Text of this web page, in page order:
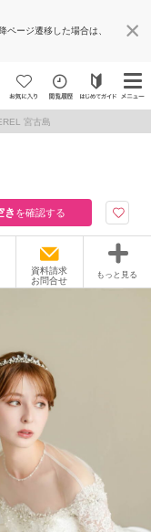
ページ遷移した場合は、
宮古島
き を確認する
資料請求
お問合せ
もっと見る
グ
ジオトップ